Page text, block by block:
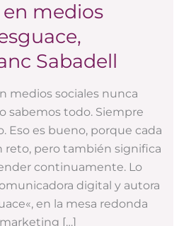
en medios
Sabadell
medios sociales nunca
sabemos todo. Siempre
Eso es bueno, porque cada
reto, pero también significa
continuamente. Lo
digital y autora
en la mesa redonda
[…]